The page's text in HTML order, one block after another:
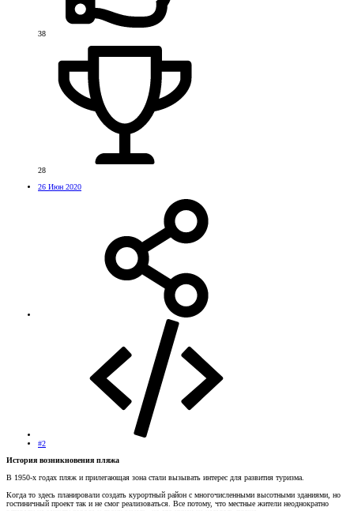
38
28
26 Июн 2020
#2
История возникновения пляжа
В 1950-х годах пляж и прилегающая зона стали вызывать интерес для развития туризма.
Когда то здесь планировали создать курортный район с многочисленными высотными зданиями, но
гостиничный проект так и не смог реализоваться. Все потому, что местные жители неоднократно